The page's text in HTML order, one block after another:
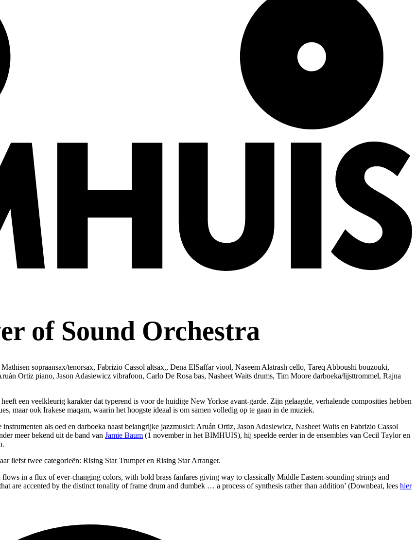
of Sound Orchestra
sopraansax/tenorsax, Fabrizio Cassol altsax,, Dena ElSaffar viool, Naseem Alatrash cello, Tareq Abboushi bouzouki,
Ortiz piano, Jason Adasiewicz vibrafoon, Carlo De Rosa bas, Nasheet Waits drums, Tim Moore darboeka/lijsttrommel, Rajna
een veelkleurig karakter dat typerend is voor de huidige New Yorkse avant-garde. Zijn gelaagde, verhalende composities hebben
maar ook Irakese maqam, waarin het hoogste ideaal is om samen volledig op te gaan in de muziek.
als oed en darboeka naast belangrijke jazzmusici: Aruán Ortiz, Jason Adasiewicz, Nasheet Waits en Fabrizio Cassol
meer bekend uit de band van Jamie Baum (1 november in het BIMHUIS), hij speelde eerder in de ensembles van Cecil Taylor en
liefst twee categorieën: Rising Star Trumpet en Rising Star Arranger.
in a flux of ever-changing colors, with bold brass fanfares giving way to classically Middle Eastern-sounding strings and
are accented by the distinct tonality of frame drum and dumbek … a process of synthesis rather than addition’ (Downbeat, lees hier